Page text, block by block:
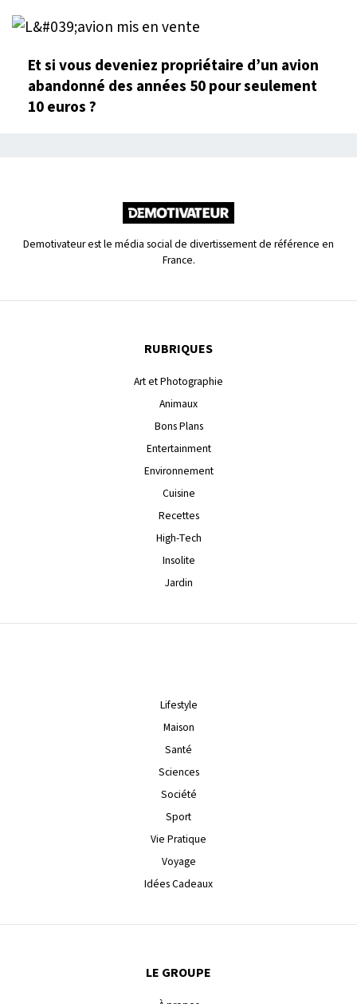
Et si vous deveniez propriétaire d’un avion
abandonné des années 50 pour seulement
10 euros ?
Demotivateur est le média social de divertissement de référence en
France.
RUBRIQUES
Art et Photographie
Animaux
Bons Plans
Entertainment
Environnement
Cuisine
Recettes
High-Tech
Insolite
Jardin
Lifestyle
Maison
Santé
Sciences
Société
Sport
Vie Pratique
Voyage
Idées Cadeaux
LE GROUPE